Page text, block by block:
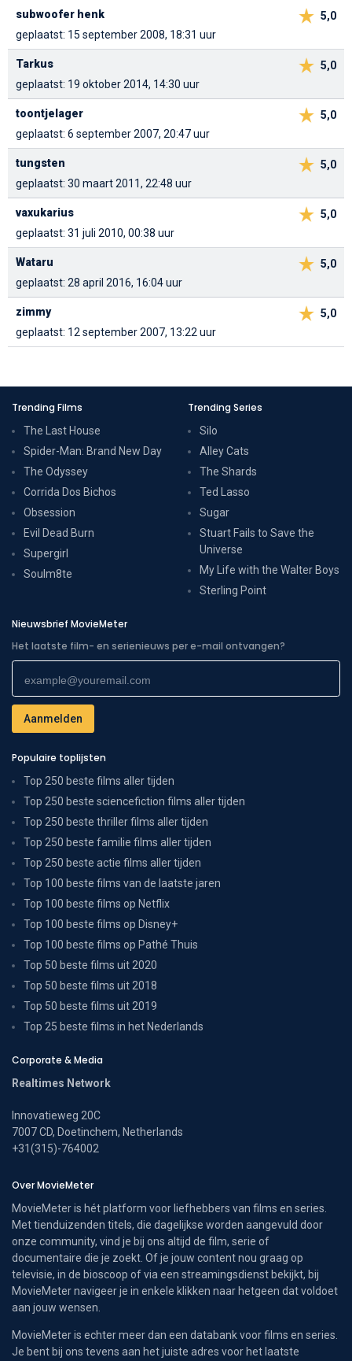
5,0
subwoofer henk
geplaatst: 15 september 2008, 18:31 uur
5,0
Tarkus
geplaatst: 19 oktober 2014, 14:30 uur
5,0
toontjelager
geplaatst: 6 september 2007, 20:47 uur
5,0
tungsten
geplaatst: 30 maart 2011, 22:48 uur
5,0
vaxukarius
geplaatst: 31 juli 2010, 00:38 uur
5,0
Wataru
geplaatst: 28 april 2016, 16:04 uur
5,0
zimmy
geplaatst: 12 september 2007, 13:22 uur
Trending Films
The Last House
Spider-Man: Brand New Day
The Odyssey
Corrida Dos Bichos
Obsession
Evil Dead Burn
Supergirl
Soulm8te
Trending Series
Silo
Alley Cats
The Shards
Ted Lasso
Sugar
Stuart Fails to Save the
Universe
My Life with the Walter Boys
Sterling Point
Nieuwsbrief MovieMeter
Het laatste film- en serienieuws per e-mail ontvangen?
Populaire toplijsten
Top 250 beste films aller tijden
Top 250 beste sciencefiction films aller tijden
Top 250 beste thriller films aller tijden
Top 250 beste familie films aller tijden
Top 250 beste actie films aller tijden
Top 100 beste films van de laatste jaren
Top 100 beste films op Netflix
Top 100 beste films op Disney+
Top 100 beste films op Pathé Thuis
Top 50 beste films uit 2020
Top 50 beste films uit 2018
Top 50 beste films uit 2019
Top 25 beste films in het Nederlands
Corporate & Media
Realtimes Network
Innovatieweg 20C
7007 CD, Doetinchem, Netherlands
+31(315)-764002
Over MovieMeter
MovieMeter is hét platform voor liefhebbers van films en series.
Met tienduizenden titels, die dagelijkse worden aangevuld door
onze community, vind je bij ons altijd de film, serie of
documentaire die je zoekt. Of je jouw content nou graag op
televisie, in de bioscoop of via een streamingsdienst bekijkt, bij
MovieMeter navigeer je in enkele klikken naar hetgeen dat voldoet
aan jouw wensen.
MovieMeter is echter meer dan een databank voor films en series.
Je bent bij ons tevens aan het juiste adres voor het laatste